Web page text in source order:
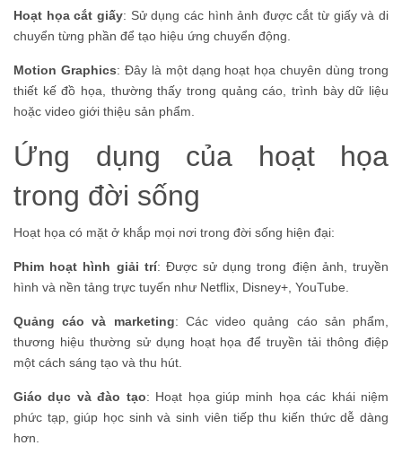
Hoạt họa cắt giấy: Sử dụng các hình ảnh được cắt từ giấy và di
chuyển từng phần để tạo hiệu ứng chuyển động.
Motion Graphics: Đây là một dạng hoạt họa chuyên dùng trong
thiết kế đồ họa, thường thấy trong quảng cáo, trình bày dữ liệu
hoặc video giới thiệu sản phẩm.
Ứng dụng của hoạt họa
trong đời sống
Hoạt họa có mặt ở khắp mọi nơi trong đời sống hiện đại:
Phim hoạt hình giải trí: Được sử dụng trong điện ảnh, truyền
hình và nền tảng trực tuyến như Netflix, Disney+, YouTube.
Quảng cáo và marketing: Các video quảng cáo sản phẩm,
thương hiệu thường sử dụng hoạt họa để truyền tải thông điệp
một cách sáng tạo và thu hút.
Giáo dục và đào tạo: Hoạt họa giúp minh họa các khái niệm
phức tạp, giúp học sinh và sinh viên tiếp thu kiến thức dễ dàng
hơn.